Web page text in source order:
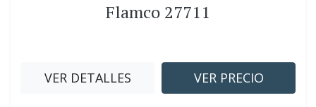
Flamco 27711
VER DETALLES VER PRECIO